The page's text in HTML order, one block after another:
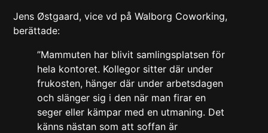
Jens Østgaard, vice vd på Walborg Coworking,
berättade:
”Mammuten har blivit samlingsplatsen för
hela kontoret. Kollegor sitter där under
frukosten, hänger där under arbetsdagen
och slänger sig i den när man firar en
seger eller kämpar med en utmaning. Det
känns nästan som att soffan är